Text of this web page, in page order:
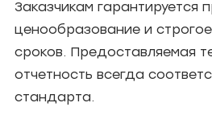
Заказчикам гарантируется
ценообразование и
сроков. Предоставляемая
отчетность всегда
стандарта.